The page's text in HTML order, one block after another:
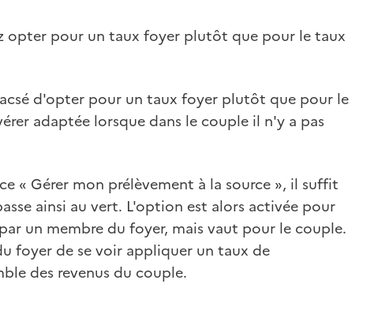
opter pour un taux foyer plutôt que pour le taux
d'opter pour un taux foyer plutôt que pour le
adaptée lorsque dans le couple il n'y a pas
« Gérer mon prélèvement à la source », il suffit
ainsi au vert. L'option est alors activée pour
un membre du foyer, mais vaut pour le couple.
foyer de se voir appliquer un taux de
des revenus du couple.